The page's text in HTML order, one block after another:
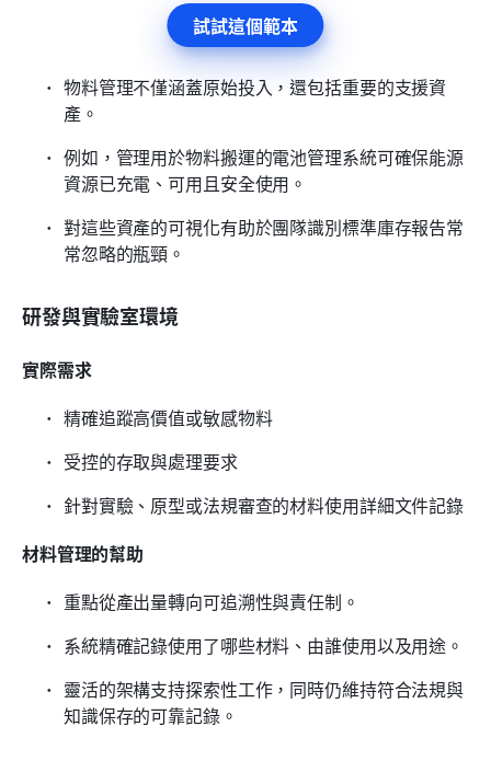
試試這個範本
物料管理不僅涵蓋原始投入，還包括重要的支援資
產。
例如，管理用於物料搬運的電池管理系統可確保能源
資源已充電、可用且安全使用。
對這些資產的可視化有助於團隊識別標準庫存報告常
常忽略的瓶頸。
研發與實驗室環境
實際需求
精確追蹤高價值或敏感物料
受控的存取與處理要求
針對實驗、原型或法規審查的材料使用詳細文件記錄
材料管理的幫助
重點從產出量轉向可追溯性與責任制。
系統精確記錄使用了哪些材料、由誰使用以及用途。
靈活的架構支持探索性工作，同時仍維持符合法規與
知識保存的可靠記錄。